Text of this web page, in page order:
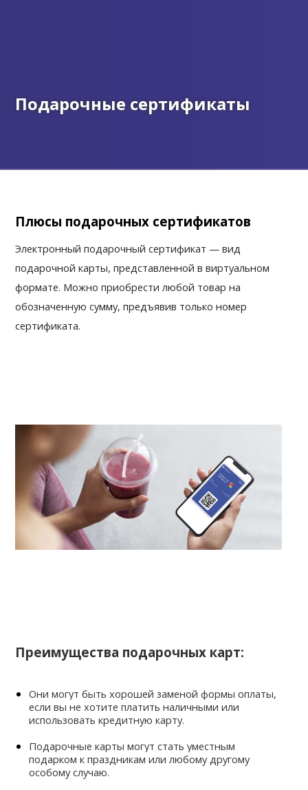
Подарочные сертификаты
Плюсы подарочных сертификатов
Электронный подарочный сертификат — вид
подарочной карты, представленной в виртуальном
формате. Можно приобрести любой товар на
обозначенную сумму, предъявив только номер
сертификата.
Преимущества подарочных карт:
Они могут быть хорошей заменой формы оплаты,
если вы не хотите платить наличными или
использовать кредитную карту.
Подарочные карты могут стать уместным
подарком к праздникам или любому другому
особому случаю.